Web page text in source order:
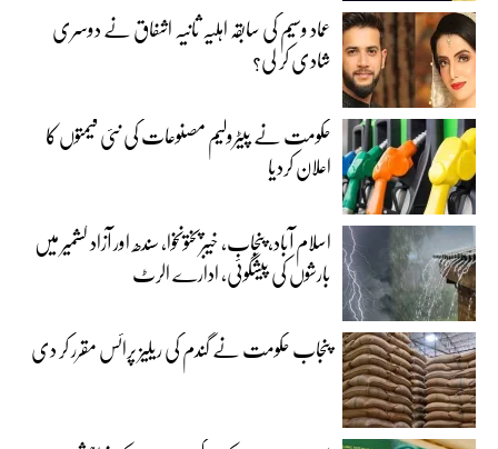
عماد وسیم کی سابقہ اہلیہ ثانیہ اشفاق نے دوسری
شادی کر لی؟
حکومت نے پیٹرولیم مصنوعات کی نئی قیمتوں کا
اعلان کردیا
اسلام آباد، پنجاب، خیبرپختونخوا، سندھ اور آزاد کشمیر میں
بارشوں کی پیشگوئی، ادارے الرٹ
پنجاب حکومت نے گندم کی ریلیز پرائس مقرر کر دی‎